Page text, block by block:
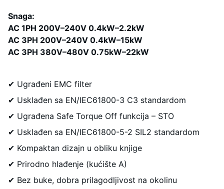
Snaga:
AC 1PH 200V–240V 0.4kW–2.2kW
AC 3PH 200V–240V 0.4kW–15kW
AC 3PH 380V–480V 0.75kW–22kW
✔ Ugrađeni EMC filter
✔ Usklađen sa EN/IEC61800-3 C3 standardom
✔ Ugrađena Safe Torque Off funkcija – STO
✔ Usklađen sa EN/IEC61800-5-2 SIL2 standardom
✔ Kompaktan dizajn u obliku knjige
✔ Prirodno hlađenje (kućište A)
✔ Bez buke, dobra prilagodljivost na okolinu